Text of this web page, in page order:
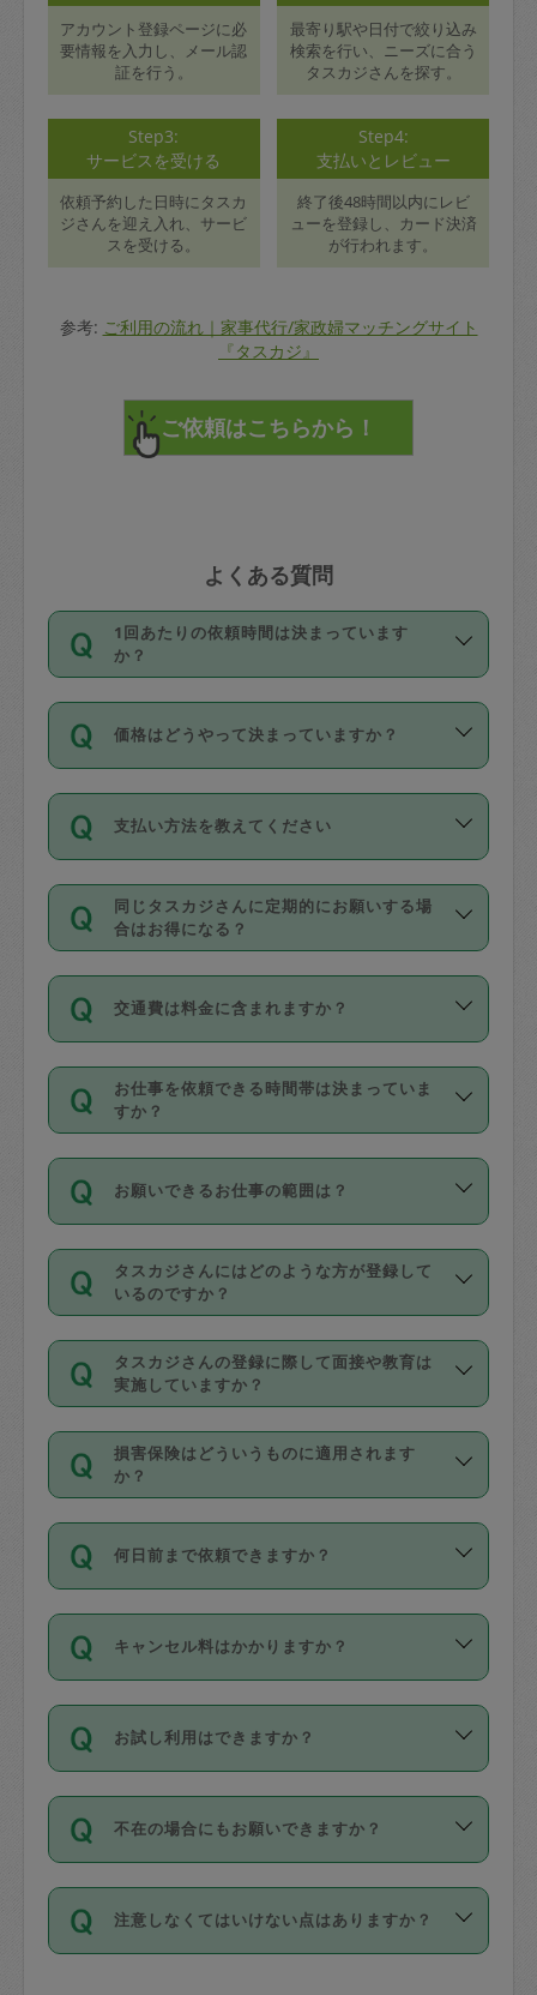
アカウント登録ページに必
要情報を入力し、メール認
証を行う。
最寄り駅や日付で絞り込み
検索を行い、ニーズに合う
タスカジさんを探す。
Step3:
サービスを受ける
依頼予約した日時にタスカ
ジさんを迎え入れ、サービ
スを受ける。
Step4:
支払いとレビュー
終了後48時間以内にレビ
ューを登録し、カード決済
が行われます。
参考: ご利用の流れ｜家事代行/家政婦マッチングサイト
『タスカジ』
よくある質問
1回あたりの依頼時間は決まっています
か？
依頼1回につき3時間固定です。3時間を
超えて依頼したい場合は、延長機能をご
利用ください。機能をご利用いただくに
の上事前申請することが必要です。な
お、3時間を下回っても、値引き等はござ
いません。
価格はどうやって決まっていますか？
11種類の価格帯の中からタスカジさん自
身が価格を選んで設定しています。
タスカジさんの価格設定には最初は制限
があり、レビュー件数、レビューの平均
値、などで除々に設定可能な最高額が上
がっていく仕組みになっています。
支払い方法を教えてください
お支払方法はクレジットカード（Visa／
Master／JCB／AMERICAN EXPRESS／
Diners Club）のみとなります。
を行う際にご入力ください。プロフィー
ル登録時にはご入力いただかなくても大
丈夫です。
デビットカード・プリペイドカード（Vプ
リカ、au WALLETなど）は支払にはご利
銀行振込や現金払いも対応していませ
なお、タスカジさんの交通費も、依頼料
金のご請求と合わせてお支払いとなりま
動計算で表示されます。
同じタスカジさんに定期的にお願いする場
合はお得になる？
依頼には「スポット」と「定期（毎週｜
隔週）」があり、「定期」の依頼は「ス
ポット」よりお得な料金でご利用できま
す。
定期の最低利用回数は設けていない代わ
りに、一定数を超えたキャンセルは有償
（例：毎週定期の場合は３回以上のキャ
ンセルが有償（1200円、隔週定期の場合
は２回以上のキャンセルが有償（1200
交通費は料金に含まれますか？
交通費は依頼料金とは別途発生し、依頼
料金のご請求と合わせてお支払いとなり
ます。交通費の金額は「依頼の詳細」に
お仕事を依頼できる時間帯は決まっていま
すか？
時間帯は3種類あります。いずれも１回あ
たり３時間です。
・ＡＭ ９時～１２時
・ＰＭ １３時～１６時
・夜 １８時～２１時
開始時間を２時間前後変更することが可
能です。依頼送信後、個別にタスカジさ
んにメッセージを送り調整してくださ
い。ただし、２時間を越えての調整はで
時間も被らない場合、損害保険の対象外
お願いできるお仕事の範囲は？
掃除、整理収納、洗濯、買い物、料理、
作り置きです。タスカジさんによってで
きる仕事の範囲が異なりますので、依頼
する前にタスカジさんのプロフィールで
確認してください。
基本的に、高所での作業や危険作業、屋
外での作業は対象外です。
タスカジさんにはどのような方が登録して
いるのですか？
主婦として長年の家事経験をお持ちの
方、栄養士・調理師といった資格者で保
育園や学校の給食やレストランで料理関
係の専門職に従事されていた方、日本で
すでにハウスキーパーや英語の先生とし
てお仕事をしているフィリピン出身の
社員など様々なバックグラウンドの方が
登録しています。
日本語も話せる方など様々です。
ールに記載していますので、各自の得意
を依頼してください。
タスカジさんの登録に際して面接や教育は
実施していますか？
応募の際に、各自事務局との面接と説明
を行っています。その後、身分証明書の
写真提出をしていただいています。外国
確認しています。タスカジさんトレーニ
ング動画を使ったセルフトレーニングの
現場トライアルを受け、合格したタスカ
ジさんが活動されています。
※テストセンターの講評は１件目のレビュ
参考
【詳細】タスカジさんの登録に際
損害保険はどういうものに適用されます
か？
依頼者とタスカジさんとの間でタスカジ
を通して成立した作業時間内での作業に
適用されます。作業範囲は、掃除、洗
です。作業中に物を壊したり、人にけが
をさせたりした場合が対象で、補償金額
す。
写真を撮り、
詳細FAQ：
損害賠償保険について教えて
何日前まで依頼できますか？
ご依頼は、現在を起点に3日後（72時間
以降）の日時から受付可能となっていま
す。
タスカジさんへ「募集」をかけることが
可能です。
キャンセル料はかかりますか？
キャンセル料には、以下の2種類がありま
す。
1. 直前キャンセル（定期、スポット契約
共通）
72時間を超える※と、以下のキャンセル
料が発生します。
お試し利用はできますか？
「お試し利用」というメニューはありま
せんが、「一回のみ」依頼を活用するこ
とによって、気に入ったタスカジさんを
まず、条件の合う気になるタスカジさ
不在の場合にもお願いできますか？
不在の場合の作業はタスカジさんの同意
が必要です。数回の依頼ののち、タスカ
ジさんと依頼者の間で十分な信頼関係が
注意しなくてはいけない点はありますか？